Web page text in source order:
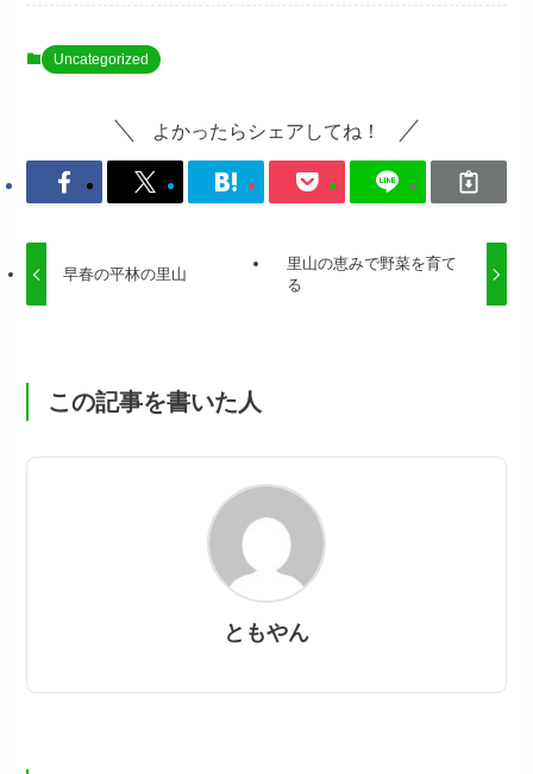
Uncategorized
よかったらシェアしてね！
早春の平林の里山
里山の恵みで野菜を育て
る
この記事を書いた人
ともやん